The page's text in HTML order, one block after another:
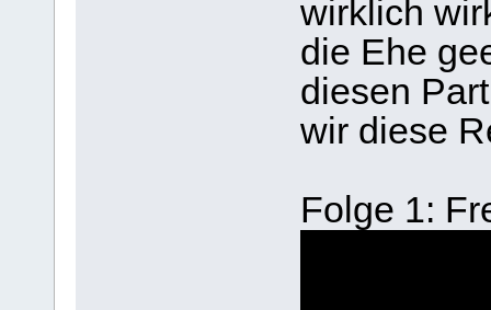
wirklich
die Ehe
diesen
wir diese
Folge 1: